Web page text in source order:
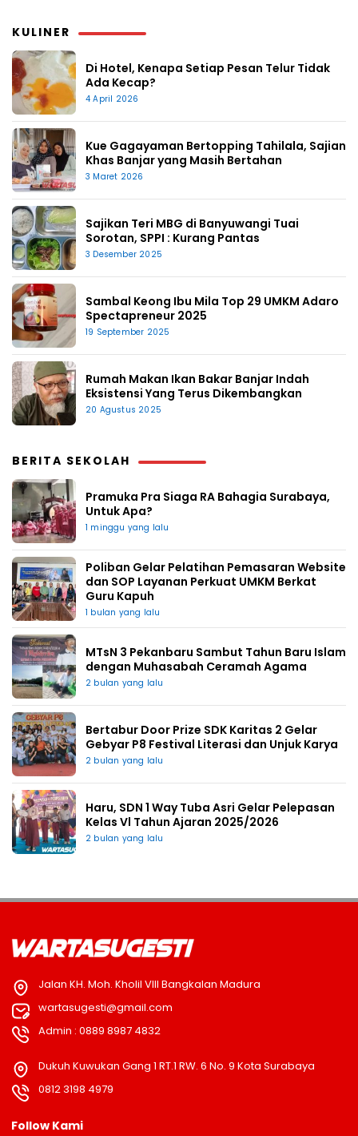
KULINER
Di Hotel, Kenapa Setiap Pesan Telur Tidak
Ada Kecap?
4 April 2026
Kue Gagayaman Bertopping Tahilala, Sajian
Khas Banjar yang Masih Bertahan
3 Maret 2026
Sajikan Teri MBG di Banyuwangi Tuai
Sorotan, SPPI : Kurang Pantas
3 Desember 2025
Sambal Keong Ibu Mila Top 29 UMKM Adaro
Spectapreneur 2025
19 September 2025
Rumah Makan Ikan Bakar Banjar Indah
Eksistensi Yang Terus Dikembangkan
20 Agustus 2025
BERITA SEKOLAH
Pramuka Pra Siaga RA Bahagia Surabaya,
Untuk Apa?
1 minggu yang lalu
Poliban Gelar Pelatihan Pemasaran Website
dan SOP Layanan Perkuat UMKM Berkat
Guru Kapuh
1 bulan yang lalu
MTsN 3 Pekanbaru Sambut Tahun Baru Islam
dengan Muhasabah Ceramah Agama
2 bulan yang lalu
Bertabur Door Prize SDK Karitas 2 Gelar
Gebyar P8 Festival Literasi dan Unjuk Karya
2 bulan yang lalu
Haru, SDN 1 Way Tuba Asri Gelar Pelepasan
Kelas Vl Tahun Ajaran 2025/2026
2 bulan yang lalu
Jalan KH. Moh. Kholil VIII Bangkalan Madura
wartasugesti@gmail.com
Admin : 0889 8987 4832
Dukuh Kuwukan Gang 1 RT.1 RW. 6 No. 9 Kota Surabaya
0812 3198 4979
Follow Kami